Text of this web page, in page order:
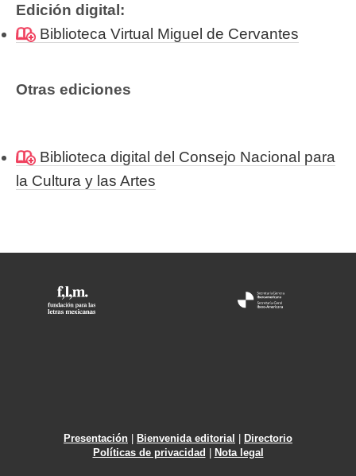
Edición digital:
Biblioteca Virtual Miguel de Cervantes
Otras ediciones
Biblioteca digital del Consejo Nacional para
la Cultura y las Artes
Presentación Bienvenida editorial
Directorio
Políticas de privacidad
Nota legal